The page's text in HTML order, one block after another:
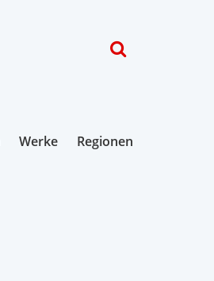
Werke Regionen